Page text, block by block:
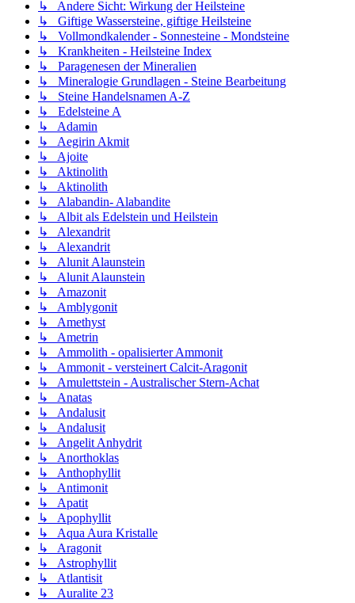
↳ Andere Sicht: Wirkung der Heilsteine
↳ Giftige Wassersteine, giftige Heilsteine
↳ Vollmondkalender - Sonnesteine - Mondsteine
↳ Krankheiten - Heilsteine Index
↳ Paragenesen der Mineralien
↳ Mineralogie Grundlagen - Steine Bearbeitung
↳ Steine Handelsnamen A-Z
↳ Edelsteine A
↳ Adamin
↳ Aegirin Akmit
↳ Ajoite
↳ Aktinolith
↳ Aktinolith
↳ Alabandin- Alabandite
↳ Albit als Edelstein und Heilstein
↳ Alexandrit
↳ Alexandrit
↳ Alunit Alaunstein
↳ Alunit Alaunstein
↳ Amazonit
↳ Amblygonit
↳ Amethyst
↳ Ametrin
↳ Ammolith - opalisierter Ammonit
↳ Ammonit - versteinert Calcit-Aragonit
↳ Amulettstein - Australischer Stern-Achat
↳ Anatas
↳ Andalusit
↳ Andalusit
↳ Angelit Anhydrit
↳ Anorthoklas
↳ Anthophyllit
↳ Antimonit
↳ Apatit
↳ Apophyllit
↳ Aqua Aura Kristalle
↳ Aragonit
↳ Astrophyllit
↳ Atlantisit
↳ Auralite 23